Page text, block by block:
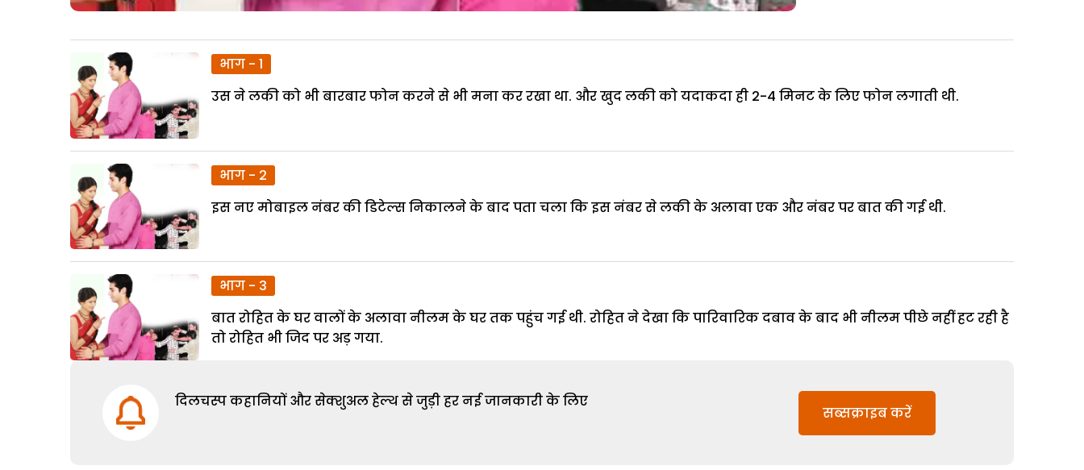
भाग - 1
उस ने लकी को भी बारबार फोन करने से भी मना कर रखा था. और खुद लकी को यदाकदा ही 2-4 मिनट के लिए फोन लगाती थी.
भाग - 2
इस नए मोबाइल नंबर की डिटेल्स निकालने के बाद पता चला कि इस नंबर से लकी के अलावा एक और नंबर पर बात की गई थी.
भाग - 3
बात रोहित के घर वालों के अलावा नीलम के घर तक पहुंच गई थी. रोहित ने देखा कि पारिवारिक दबाव के बाद भी नीलम पीछे नहीं हट रही है
तो रोहित भी जिद पर अड़ गया.
दिलचस्प कहानियों और सेक्शुअल हेल्थ से जुड़ी हर नई जानकारी के लिए
सब्सक्राइब करें